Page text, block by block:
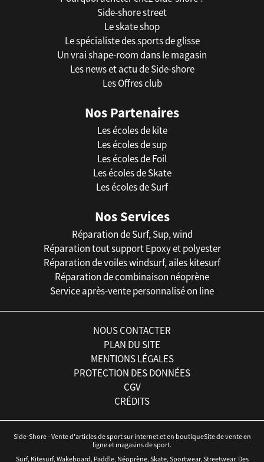
Side-shore street
Le skate shop
Le spécialiste des sports de glisse
Un vrai shape-room dans le magasin
Les news et actu de Side-shore
Les Offres club
Nos Partenaires
Les écoles de kite
Les écoles de sup
Les écoles de Foil
Les écoles de Skate
Les écoles de Surf
Nos Services
Réparation de Surf, Sup, wind
Réparation tout support Epoxy et polyester
Réparation de voiles windsurf, ailes kitesurf
Réparation de combinaison néoprène
Service après-vente personnalisé on line
NOUS CONTACTER
PLAN DU SITE
MENTIONS LÉGALES
PROTECTION DES DONNÉES
CGV
CRÉDITS
Side-Shore - Vente d'articles de sport sur internet et en boutiqueSite de vente en
ligne et magasins de sport.
Surf, Kitesurf, Wakeboard, Paddle, Néoprène, Skate, Sportwear, Streetwear. Des